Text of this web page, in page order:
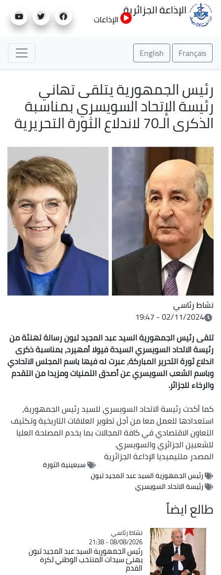
إلى
الإذاعة الجزائرية
الإذاعات
Français
English
رئيس الجمهورية يتلقى تهاني
رئیسة الإتحاد السويسري بمناسبة
الذكرى الـ70 لاندلاع الثورة التحريرية
نشاط رئاسي
02/11/2024 - 19:47
تلقى رئیس الجمھوریة السید عبد المجید تبون رسالة تھنئة من
رئیسة الاتحاد السویسري السیدة فیولا أمھیرد، بمناسبة ذكرى
اندلاع ثورة التحریر المباركة، عبرت له فیھا باسم المجلس الاتحادي
وباسم الشعب السویسري عن أصدق التمنیات ومزیدا من التقدم
والرخاء للجزائر.
كما أكدت رئیسة الاتحاد السویسري للسید رئیس الجمھوریة،
استعدادھا للعمل معا من أجل تطویر العلاقات التاریخیة وتكثیف
التعاون الاقتصادي في كافة المجالات بما یخدم المصلحة العلیا
للشعبین الجزائري والسویسري.
المصدرملتيميديا الإذاعة الجزائرية
سبعينية الثورة
رئيس الجمهورية السيد عبد المجيد تبون
رئيسة الاتحاد السويسري
طالع ايضاً
Catégorie
نشاط رئاسي
08/08/2026 - 21:38
رئيس الجمهورية السيد عبد المجيد تبون
يهنئ سيدات المنتخب الوطني لكرة
القدم